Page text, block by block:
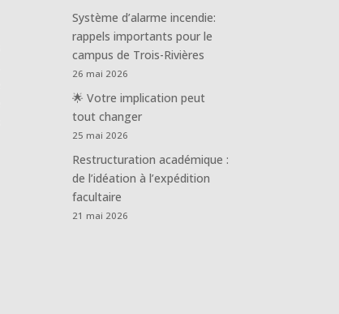
Système d’alarme incendie:
rappels importants pour le
campus de Trois-Rivières
26 mai 2026
🌟 Votre implication peut
tout changer
25 mai 2026
Restructuration académique :
de l’idéation à l’expédition
facultaire
21 mai 2026